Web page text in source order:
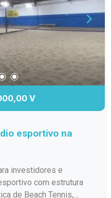
V
esportivo na
investidores e
com estrutura
de Beach Tennis,